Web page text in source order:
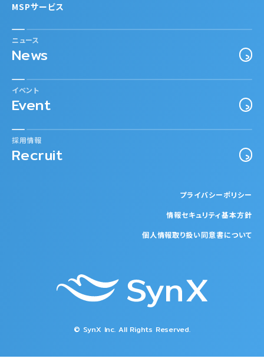
© SynX Inc. All Rights Reserved.
MSPサービス
ニュース
News
イベント
Event
採用情報
Recruit
プライバシーポリシー
情報セキュリティ基本方針
個人情報取り扱い同意書について